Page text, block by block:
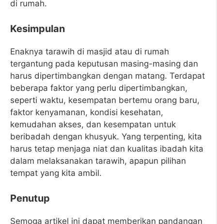
di rumah.
Kesimpulan
Enaknya tarawih di masjid atau di rumah
tergantung pada keputusan masing-masing dan
harus dipertimbangkan dengan matang. Terdapat
beberapa faktor yang perlu dipertimbangkan,
seperti waktu, kesempatan bertemu orang baru,
faktor kenyamanan, kondisi kesehatan,
kemudahan akses, dan kesempatan untuk
beribadah dengan khusyuk. Yang terpenting, kita
harus tetap menjaga niat dan kualitas ibadah kita
dalam melaksanakan tarawih, apapun pilihan
tempat yang kita ambil.
Penutup
Semoga artikel ini dapat memberikan pandangan